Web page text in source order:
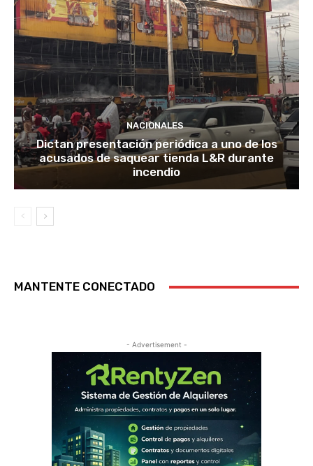
NACIONALES
Dictan presentación periódica a uno de los
acusados de saquear tienda L&R durante
incendio
MANTENTE CONECTADO
- Advertisement -